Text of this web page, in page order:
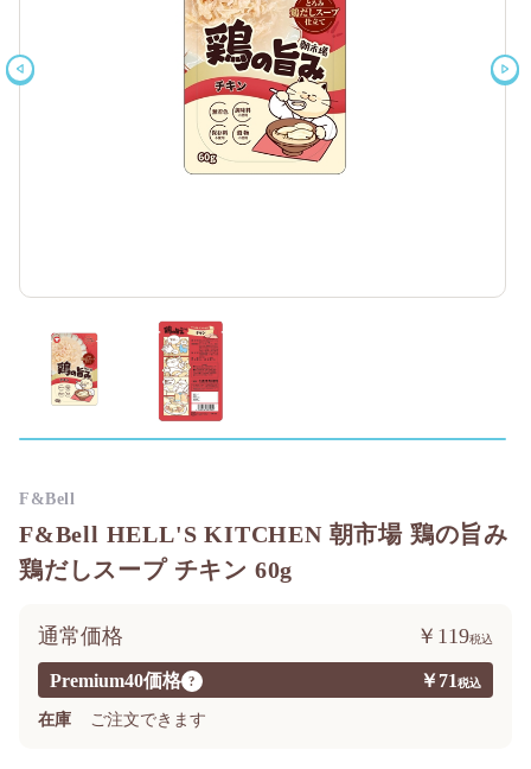
F&Bell HELL'S KITCHEN 朝市場 鶏の旨み
鶏だしスープ チキン 60g
Premium40価格 ? ￥71
通常価格 ￥119
在庫 ご注文できます
F&Bell